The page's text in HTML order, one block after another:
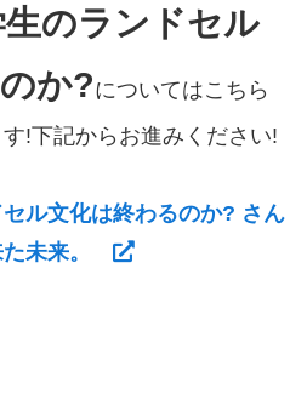
生のランドセル
か?についてはこちら
!下記からお進みください!
ル文化は終わるのか? さん
た未来。